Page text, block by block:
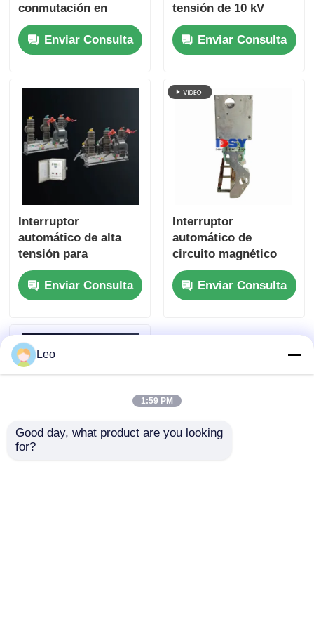
conmutación en
columna para
exteriores, solución
de distribución de
Enviar Consulta
tensión de 10 kV
personalizado para
unidad principal en
anillo
Enviar Consulta
Interruptor
automático de alta
tensión para
exteriores,
interruptor de vacío
de imán permanente
Enviar Consulta
Interruptor
automático de
circuito magnético
permanente de 10 kV
12 kV trifásico para
red inteligente
Enviar Consulta
Leo
1:59 PM
Good day, what product are you looking
for?